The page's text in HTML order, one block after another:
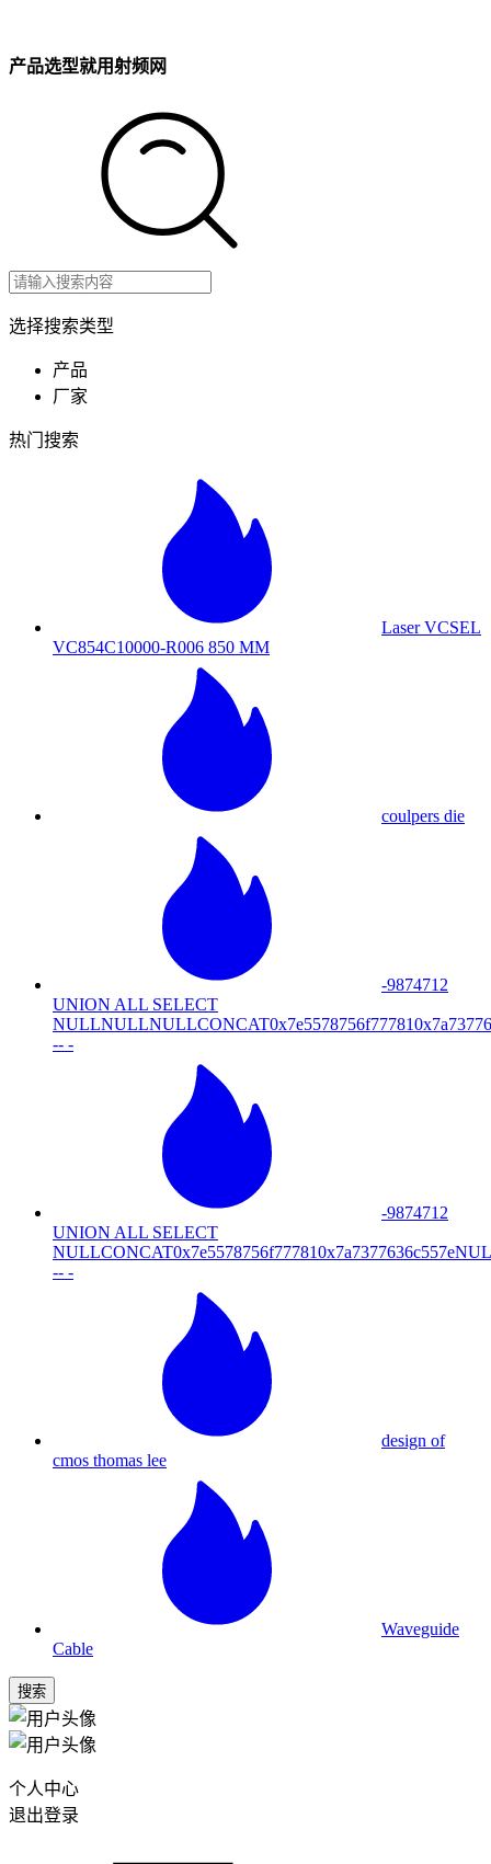
产品选型就用射频网
选择搜索类型
产品
厂家
热门搜索
Laser VCSEL
VC854C10000-R006 850 MM
coulpers die
-9874712
UNION ALL SELECT
-- -
-9874712
UNION ALL SELECT
-- -
design of
cmos thomas lee
Waveguide
Cable
搜索
个人中心
退出登录